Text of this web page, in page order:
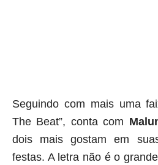
Seguindo com mais uma
The Beat”, conta com
dois mais gostam em
festas. A letra não é o